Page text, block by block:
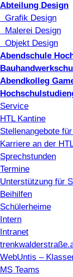
Abteilung Design
Grafik Design
Malerei Design
Objekt Design
Abendschule
Abendkolleg
Service
HTL Kantine
Stellenangebote
Karriere an der
Sprechstunden
Termine
Unterstützung für
Beihilfen
Schülerheime
Intern
Intranet
WebUntis –
MS Teams